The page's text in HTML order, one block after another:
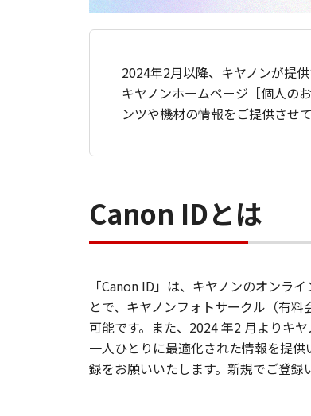
2024年2月以降、キヤノンが提
キヤノンホームページ［個人の
ンツや機材の情報をご提供させて
Canon IDとは
「Canon ID」は、キヤノンのオンラ
とで、キヤノンフォトサークル（有
可能です。また、2024 年2 月よりキ
一人ひとりに最適化された情報を提
録をお願いいたします。新規でご登録